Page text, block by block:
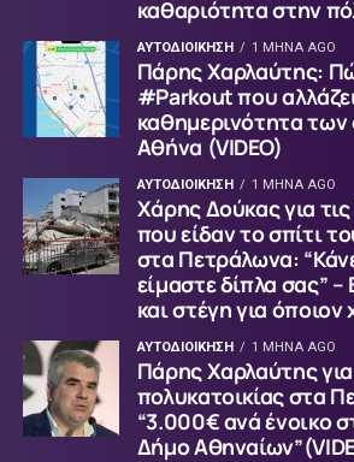
καθαριότητα στην
ΑΥΤΟΔΙΟΙΚΗΣΗ 1 ΜΉΝΑ AGO
Πάρης Χαρλαύτης:
#Parkout που
καθημερινότητα
Αθήνα (VIDEO)
ΑΥΤΟΔΙΟΙΚΗΣΗ 1 ΜΉΝΑ AGO
Χάρης Δούκας για τις
που είδαν το σπίτι
στα Πετράλωνα:
είμαστε δίπλα σας”
και στέγη για όποιον
ΑΥΤΟΔΙΟΙΚΗΣΗ 1 ΜΉΝΑ AGO
Πάρης Χαρλαύτης
πολυκατοικίας στα
“3.000€ ανά ένοικο
Δήμο